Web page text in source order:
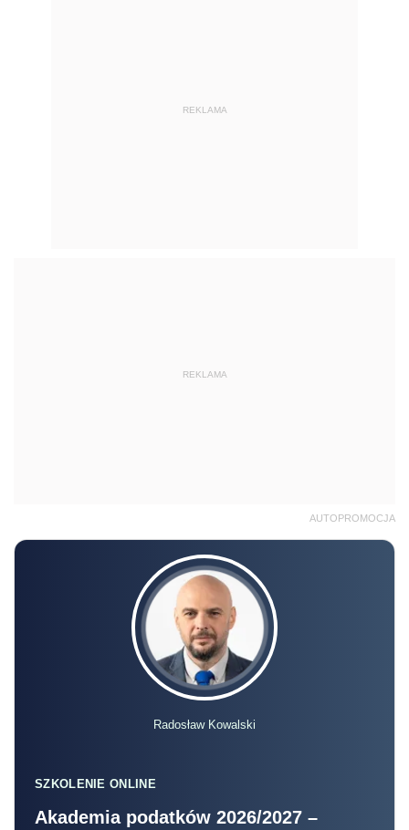
REKLAMA
REKLAMA
AUTOPROMOCJA
Radosław Kowalski
SZKOLENIE ONLINE
Akademia podatków 2026/2027 –